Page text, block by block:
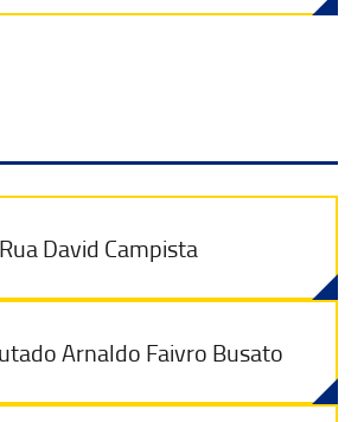
Rua David Campista
Arnaldo Faivro Busato